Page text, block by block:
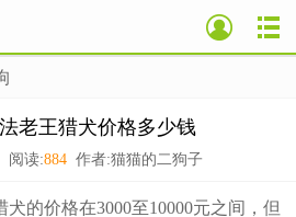
老王猎犬价格多少钱
阅读:884 作者:猫猫的二狗子
价格在3000至10000元之间，但